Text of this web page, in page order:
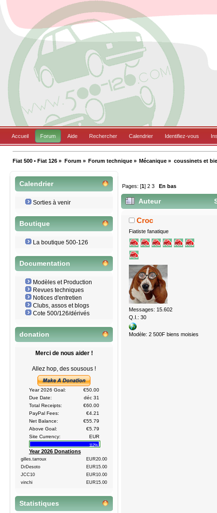
Accueil Forum Aide Rechercher Calendrier Identifiez-vous
Fiat 500 • Fiat 126 » Forum» Forum technique» Mécanique » coussinets et
Calendrier
Sorties à venir
Boutique
La boutique 500-126
Documentation
Modèles et Production
Revues techniques
Notices d'entretien
Clubs, assos et blogs
Cote 500/126/dérivés
donation
Merci de nous aider !
Allez hop, des sousous !
Year 2026 Goal:
€50.00
Due Date:
déc 31
Total Receipts:
€60.00
PayPal Fees:
€4.21
Net Balance:
€55.79
Above Goal:
€5.79
Site Currency:
EUR
112%
Year 2026 Donations
gilles.tarroux
EUR20.00
DrDesoto
EUR15.00
JCC10
EUR10.00
vinchi
EUR15.00
Statistiques
Pages: [1]2 3 En bas
Auteur
Croc
Fiatiste fanatique
Messages: 15.602
Q.I.: 30
Modèle: 2 500F biens moisies